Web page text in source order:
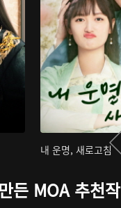
내 운명, 새로고침
든 MOA 추천작